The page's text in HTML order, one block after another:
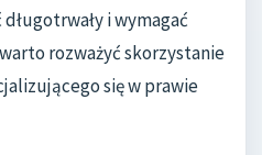
i wymagać
rozważyć skorzystanie
się w prawie